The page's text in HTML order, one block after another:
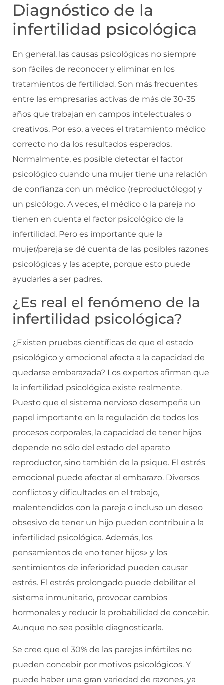
Diagnóstico de la
infertilidad psicológica
En general, las causas psicológicas no siempre
son fáciles de reconocer y eliminar en los
tratamientos de fertilidad. Son más frecuentes
entre las empresarias activas de más de 30-35
años que trabajan en campos intelectuales o
creativos. Por eso, a veces el tratamiento médico
correcto no da los resultados esperados.
Normalmente, es posible detectar el factor
psicológico cuando una mujer tiene una relación
de confianza con un médico (reproductólogo) y
un psicólogo. A veces, el médico o la pareja no
tienen en cuenta el factor psicológico de la
infertilidad. Pero es importante que la
mujer/pareja se dé cuenta de las posibles razones
psicológicas y las acepte, porque esto puede
ayudarles a ser padres.
¿Es real el fenómeno de la
infertilidad psicológica?
¿Existen pruebas científicas de que el estado
psicológico y emocional afecta a la capacidad de
quedarse embarazada? Los expertos afirman que
la infertilidad psicológica existe realmente.
Puesto que el sistema nervioso desempeña un
papel importante en la regulación de todos los
procesos corporales, la capacidad de tener hijos
depende no sólo del estado del aparato
reproductor, sino también de la psique. El estrés
emocional puede afectar al embarazo. Diversos
conflictos y dificultades en el trabajo,
malentendidos con la pareja o incluso un deseo
obsesivo de tener un hijo pueden contribuir a la
infertilidad psicológica. Además, los
pensamientos de «no tener hijos» y los
sentimientos de inferioridad pueden causar
estrés. El estrés prolongado puede debilitar el
sistema inmunitario, provocar cambios
hormonales y reducir la probabilidad de concebir.
Aunque no sea posible diagnosticarla.
Se cree que el 30% de las parejas infértiles no
pueden concebir por motivos psicológicos. Y
puede haber una gran variedad de razones, ya